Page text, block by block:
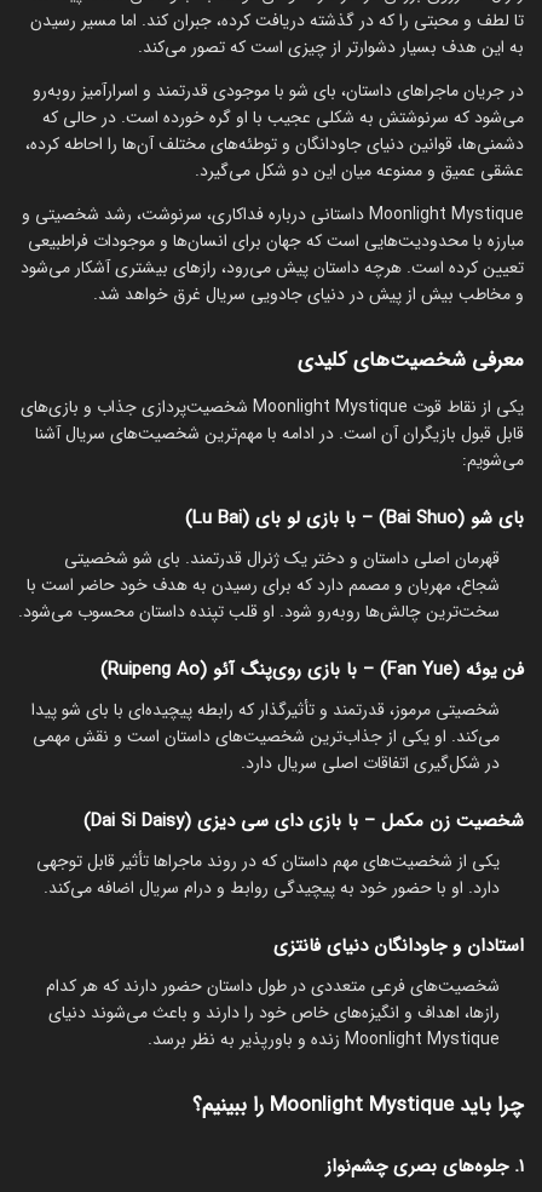
تا لطف و محبتی را که در گذشته دریافت کرده، جبران کند. اما مسیر رسیدن
به این هدف بسیار دشوارتر از چیزی است که تصور می‌کند.
در جریان ماجراهای داستان، بای شو با موجودی قدرتمند و اسرارآمیز روبه‌رو
می‌شود که سرنوشتش به شکلی عجیب با او گره خورده است. در حالی که
دشمنی‌ها، قوانین دنیای جاودانگان و توطئه‌های مختلف آن‌ها را احاطه کرده،
عشقی عمیق و ممنوعه میان این دو شکل می‌گیرد.
Moonlight Mystique داستانی درباره فداکاری، سرنوشت، رشد شخصیتی و
مبارزه با محدودیت‌هایی است که جهان برای انسان‌ها و موجودات فراطبیعی
تعیین کرده است. هرچه داستان پیش می‌رود، رازهای بیشتری آشکار می‌شود
و مخاطب بیش از پیش در دنیای جادویی سریال غرق خواهد شد.
معرفی شخصیت‌های کلیدی
یکی از نقاط قوت Moonlight Mystique شخصیت‌پردازی جذاب و بازی‌های
قابل قبول بازیگران آن است. در ادامه با مهم‌ترین شخصیت‌های سریال آشنا
می‌شویم:
بای شو (Bai Shuo) – با بازی لو بای (Lu Bai)
قهرمان اصلی داستان و دختر یک ژنرال قدرتمند. بای شو شخصیتی
شجاع، مهربان و مصمم دارد که برای رسیدن به هدف خود حاضر است با
سخت‌ترین چالش‌ها روبه‌رو شود. او قلب تپنده داستان محسوب می‌شود.
فن یوئه (Fan Yue) – با بازی روی‌پنگ آئو (Ruipeng Ao)
شخصیتی مرموز، قدرتمند و تأثیرگذار که رابطه پیچیده‌ای با بای شو پیدا
می‌کند. او یکی از جذاب‌ترین شخصیت‌های داستان است و نقش مهمی
در شکل‌گیری اتفاقات اصلی سریال دارد.
شخصیت زن مکمل – با بازی دای سی دیزی (Dai Si Daisy)
یکی از شخصیت‌های مهم داستان که در روند ماجراها تأثیر قابل توجهی
دارد. او با حضور خود به پیچیدگی روابط و درام سریال اضافه می‌کند.
استادان و جاودانگان دنیای فانتزی
شخصیت‌های فرعی متعددی در طول داستان حضور دارند که هر کدام
رازها، اهداف و انگیزه‌های خاص خود را دارند و باعث می‌شوند دنیای
Moonlight Mystique زنده و باورپذیر به نظر برسد.
چرا باید Moonlight Mystique را ببینیم؟
۱. جلوه‌های بصری چشم‌نواز